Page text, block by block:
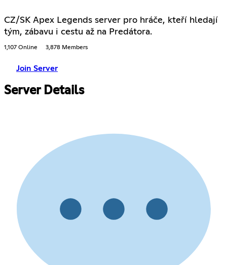
CZ/SK Apex Legends server pro hráče, kteří hledají
tým, zábavu i cestu až na Predátora.
1,107 Online 3,878 Members
Join Server
Server Details